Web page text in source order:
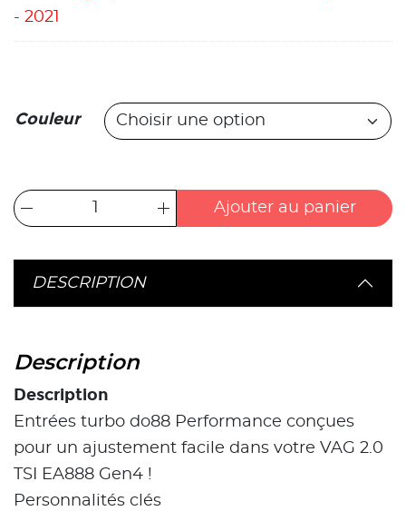
- 2021
Couleur
Ajouter au panier
DESCRIPTION
Description
Description
Entrées turbo do88 Performance conçues
pour un ajustement facile dans votre VAG 2.0
TSI EA888 Gen4 !
Personnalités clés